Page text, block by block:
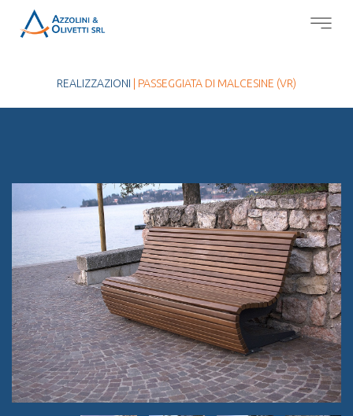
REALIZZAZIONI | PASSEGGIATA DI MALCESINE (VR)